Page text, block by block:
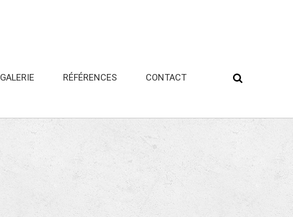
Le magasin
GALERIE RÉFÉRENCES
CONTACT